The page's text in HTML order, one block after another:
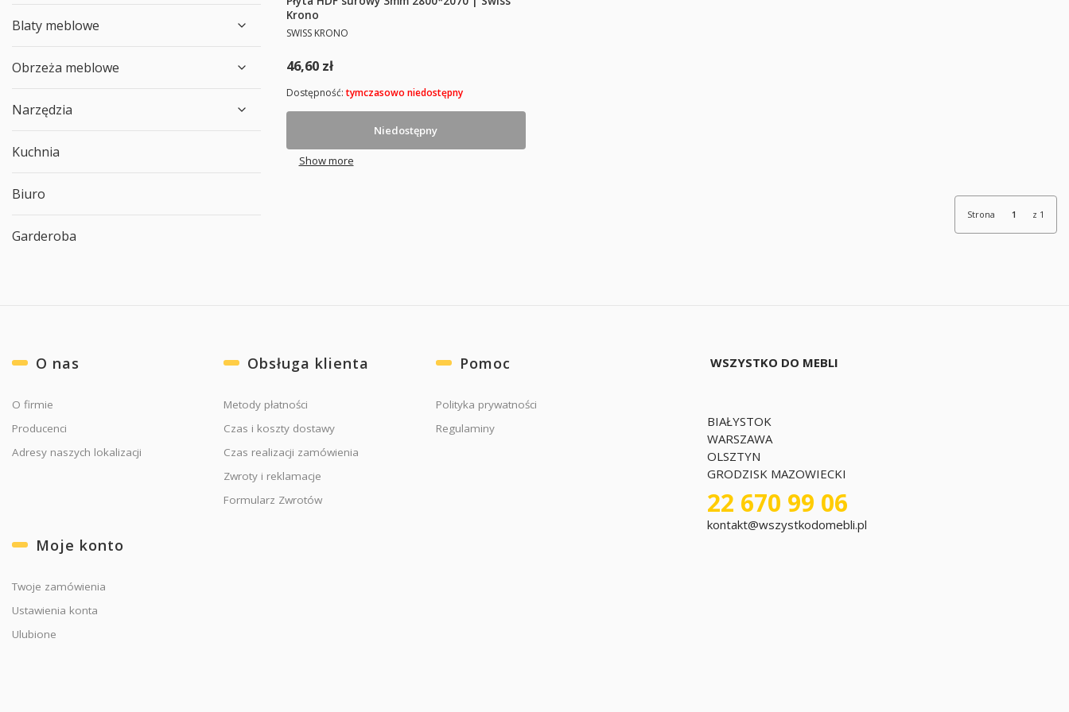
Blaty meblowe
Obrzeża meblowe
Narzędzia
Kuchnia
Biuro
Garderoba
Krono
PRODUCENT
SWISS KRONO
Cena
46,60 zł
Niedostępny
Dostępność:tymczasowo niedostępny
Show more
Strona z 1
Linki w stopce
O nas
O firmie
Producenci
Adresy naszych lokalizacji
Obsługa klienta
Metody płatności
Czas i koszty dostawy
Czas realizacji zamówienia
Zwroty i reklamacje
Formularz Zwrotów
Pomoc
Polityka prywatności
Regulaminy
Moje konto
Twoje zamówienia
Ustawienia konta
Ulubione
WSZYSTKO DO MEBLI
BIAŁYSTOK
WARSZAWA
OLSZTYN
GRODZISK MAZOWIECKI
22 670 99 06
kontakt@wszystkodomebli.pl